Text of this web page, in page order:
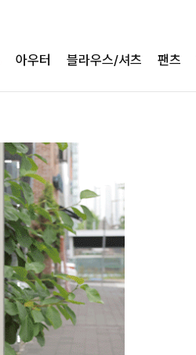
아우터 블라우스/셔츠 팬츠